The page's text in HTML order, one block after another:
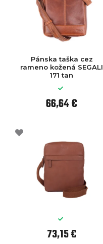
Pánska taška cez
rameno kožená SEGALI
171 tan
66,64 €
73,15 €